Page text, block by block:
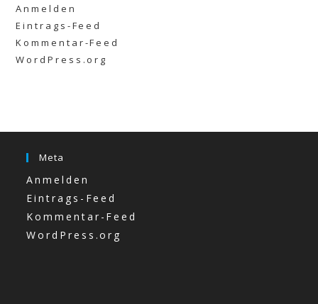
Anmelden
Eintrags-Feed
Kommentar-Feed
WordPress.org
Meta
Anmelden
Eintrags-Feed
Kommentar-Feed
WordPress.org